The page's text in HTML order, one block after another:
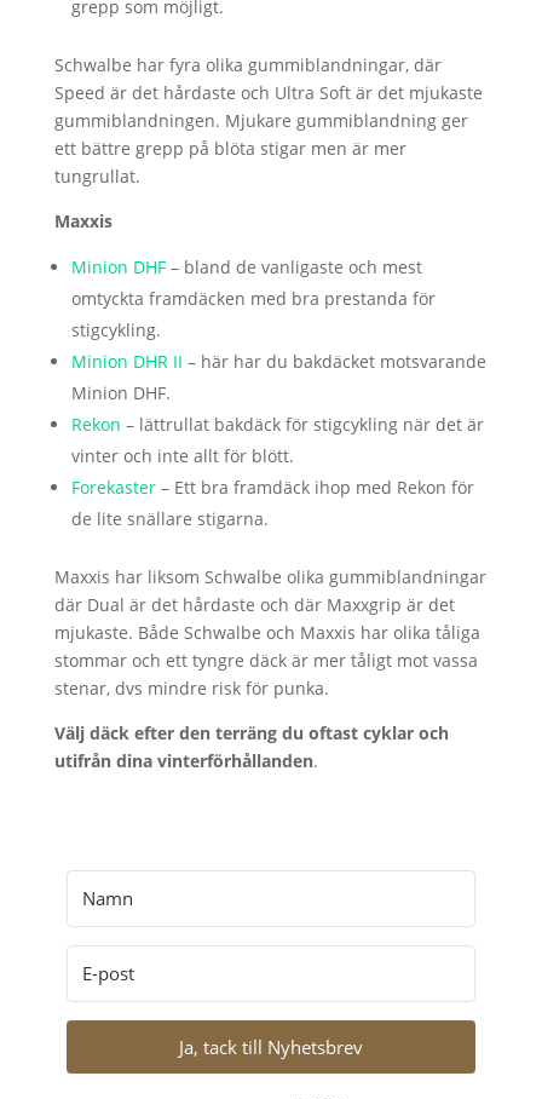
grepp som möjligt.
Schwalbe har fyra olika gummiblandningar, där
Speed är det hårdaste och Ultra Soft är det mjukaste
gummiblandningen. Mjukare gummiblandning ger
ett bättre grepp på blöta stigar men är mer
tungrullat.
Maxxis
Minion DHF– bland de vanligaste och mest
omtyckta framdäcken med bra prestanda för
stigcykling.
Minion DHR II – här har du bakdäcket motsvarande
Minion DHF.
Rekon – lättrullat bakdäck för stigcykling när det är
vinter och inte allt för blött.
Forekaster– Ett bra framdäck ihop med Rekon för
de lite snällare stigarna.
Maxxis har liksom Schwalbe olika gummiblandningar
där Dual är det hårdaste och där Maxxgrip är det
mjukaste. Både Schwalbe och Maxxis har olika tåliga
stommar och ett tyngre däck är mer tåligt mot vassa
stenar, dvs mindre risk för punka.
Välj däck efter den terräng du oftast cyklar och
utifrån dina vinterförhållanden.
Ja, tack till Nyhetsbrev